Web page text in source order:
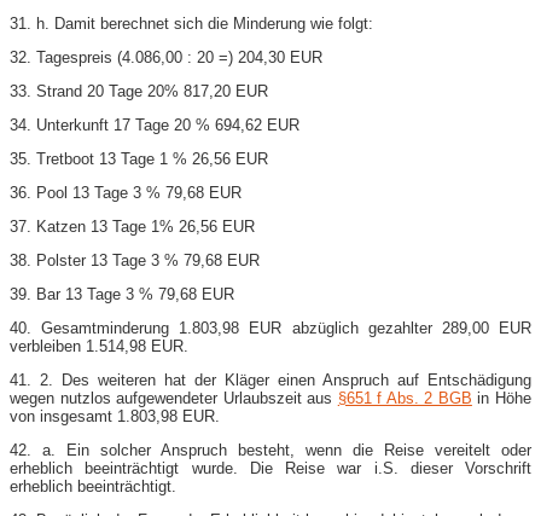
31. h. Damit berechnet sich die Minderung wie folgt:
32. Tagespreis (4.086,00 : 20 =) 204,30 EUR
33. Strand 20 Tage 20% 817,20 EUR
34. Unterkunft 17 Tage 20 % 694,62 EUR
35. Tretboot 13 Tage 1 % 26,56 EUR
36. Pool 13 Tage 3 % 79,68 EUR
37. Katzen 13 Tage 1% 26,56 EUR
38. Polster 13 Tage 3 % 79,68 EUR
39. Bar 13 Tage 3 % 79,68 EUR
40. Gesamtminderung 1.803,98 EUR abzüglich gezahlter 289,00 EUR
verbleiben 1.514,98 EUR.
41. 2. Des weiteren hat der Kläger einen Anspruch auf Entschädigung
wegen nutzlos aufgewendeter Urlaubszeit aus §651 f Abs. 2 BGB in Höhe
von insgesamt 1.803,98 EUR.
42. a. Ein solcher Anspruch besteht, wenn die Reise vereitelt oder
erheblich beeinträchtigt wurde. Die Reise war i.S. dieser Vorschrift
erheblich beeinträchtigt.